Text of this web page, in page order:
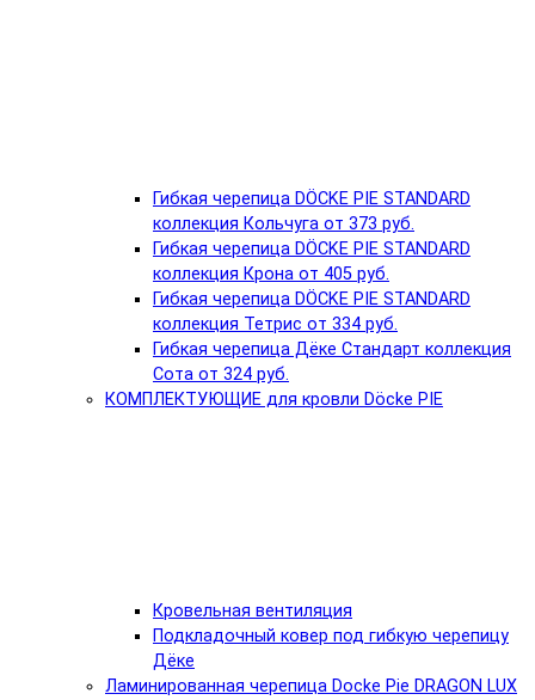
Гибкая черепица DÖCKE PIE STANDARD
коллекция Кольчуга от 373 руб.
Гибкая черепица DÖCKE PIE STANDARD
коллекция Крона от 405 руб.
Гибкая черепица DÖCKE PIE STANDARD
коллекция Тетрис от 334 руб.
Гибкая черепица Дёке Стандарт коллекция
Сота от 324 руб.
КОМПЛЕКТУЮЩИЕ для кровли Döcke PIE
Кровельная вентиляция
Подкладочный ковер под гибкую черепицу
Дёке
Ламинированная черепица Docke Pie DRAGON LUX